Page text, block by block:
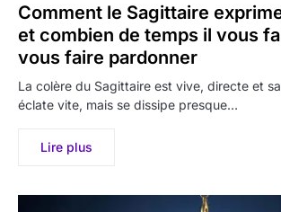
Comment le Sagittaire
et combien de temps il vous
vous faire pardonner
La colère du Sagittaire est vive, directe et
éclate vite, mais se dissipe presque…
Lire plus